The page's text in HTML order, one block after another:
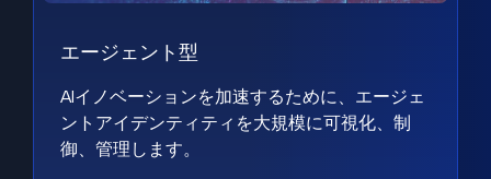
エージェント型
AIイノベーションを加速するために、エージェ
ントアイデンティティを大規模に可視化、制
御、管理します。